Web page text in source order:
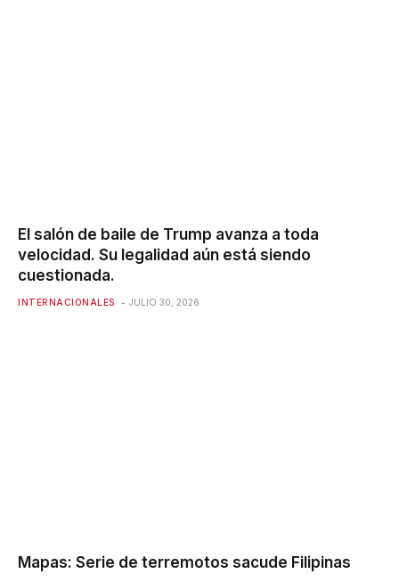
El salón de baile de Trump avanza a toda
velocidad. Su legalidad aún está siendo
cuestionada.
INTERNACIONALES JULIO 30, 2026
Mapas: Serie de terremotos sacude Filipinas